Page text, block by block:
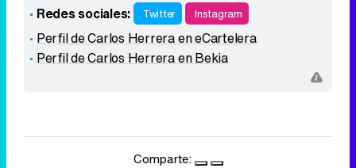
Redes sociales:
Twitter Instagram
Perfil de Carlos Herrera en eCartelera
Perfil de Carlos Herrera en Bekia
Comparte: